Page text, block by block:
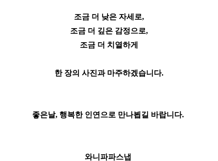
조금 더 낮은 자세로,
조금 더 깊은 감정으로,
조금 더 치열하게
​한 장의 사진과 마주하겠습니다.
좋은날, 행복한 인연으로 만나뵙길 바랍니다.
와니파파스냅